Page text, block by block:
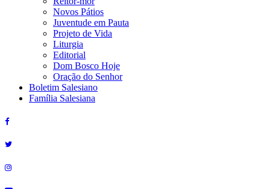
Novos Pátios
Juventude em Pauta
Projeto de Vida
Liturgia
Editorial
Dom Bosco Hoje
Oração do Senhor
Boletim Salesiano
Família Salesiana